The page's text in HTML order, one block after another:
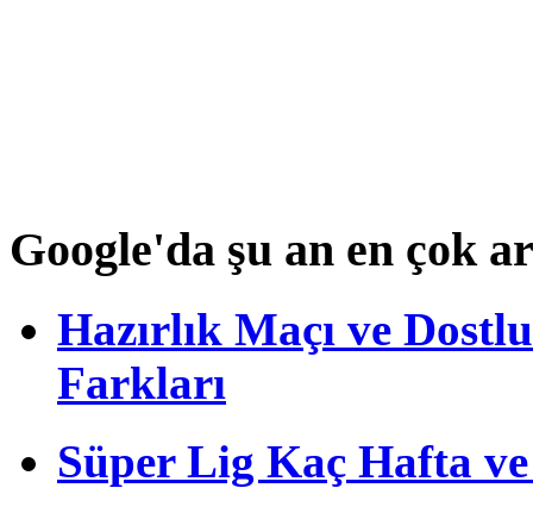
Google'da şu an en çok
Hazırlık Maçı ve
Farkları
Süper Lig Kaç Hafta